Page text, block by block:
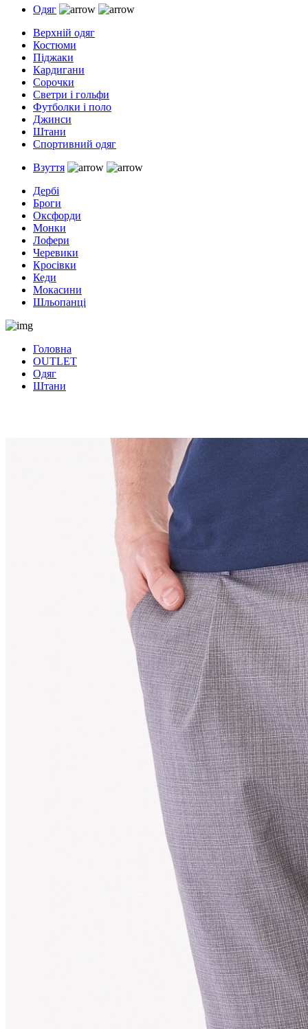
Одяг
Верхній одяг
Костюми
Піджаки
Кардигани
Сорочки
Светри і гольфи
Футболки і поло
Джинси
Штани
Спортивний одяг
Взуття
Дербі
Броги
Оксфорди
Монки
Лофери
Черевики
Кросівки
Кеди
Мокасини
Шльопанці
Головна
OUTLET
Одяг
Штани